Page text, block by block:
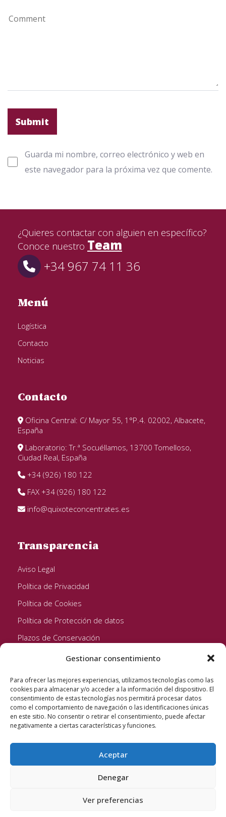
Gestionar consentimiento
Para ofrecer las mejores experiencias, utilizamos tecnologías como las
cookies para almacenar y/o acceder a la información del dispositivo. El
consentimiento de estas tecnologías nos permitirá procesar datos
como el comportamiento de navegación o las identificaciones únicas
en este sitio. No consentir o retirar el consentimiento, puede afectar
negativamente a ciertas características y funciones.
Aceptar
Denegar
Ver preferencias
Guarda mi nombre, correo electrónico y web en
este navegador para la próxima vez que comente.
¿Quieres contactar con alguien en específico?
Conoce nuestro Team
+34 967 74 11 36
Menú
Logística
Contacto
Noticias
Contacto
Oficina Central: C/ Mayor 55, 1°P.4. 02002, Albacete,
España
Laboratorio: Tr.ª Socuéllamos, 13700 Tomelloso,
Ciudad Real, España
+34 (926) 180 122
FAX +34 (926) 180 122
info@quixoteconcentrates.es
Transparencia
Aviso Legal
Política de Privacidad
Política de Cookies
Política de Protección de datos
Plazos de Conservación
Seguinos!
Quixote Concentrates S.L. 2022 © Reservados todos los
derechos